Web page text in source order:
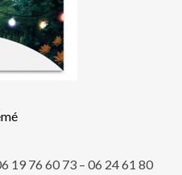
19 76 60 73 – 06 24 61 80